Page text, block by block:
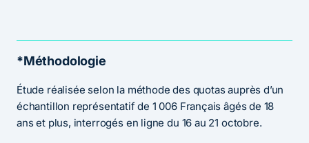
*Méthodologie
Étude réalisée selon la méthode des quotas auprès d’un
échantillon représentatif de 1 006 Français âgés de 18
ans et plus, interrogés en ligne du 16 au 21 octobre.